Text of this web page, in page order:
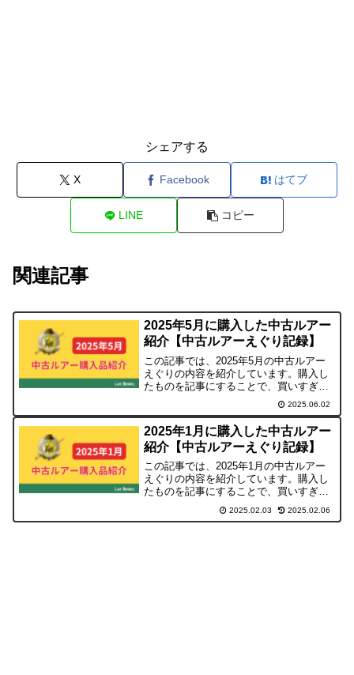
シェアする
X Facebook はてブ
LINE コピー
関連記事
2025年5月に購入した中古ルアー
紹介【中古ルアーえぐり記録】
この記事では、2025年5月の中古ルアー
えぐりの内容を紹介しています。購入し
たものを記事にすることで、買いすぎ防
止(自分への戒め)の意味で投稿していま
すので、暇つぶし程度にご覧ください。
2025.06.02
2025年1月に購入した中古ルアー
紹介【中古ルアーえぐり記録】
この記事では、2025年1月の中古ルアー
えぐりの内容を紹介しています。購入し
たものを記事にすることで、買いすぎ防
止(自分への戒め)の意味で投稿していま
すので、暇つぶし程度にご覧ください。
2025.02.03 2025.02.06